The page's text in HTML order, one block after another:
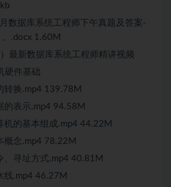
数据库系统工程师下午真题及答案-
.docx 1.60M
最新数据库系统工程师精讲视频
硬件基础
转换.mp4 139.78M
的表示.mp4 94.58M
机的基本组成.mp4 44.22M
概念.mp4 78.22M
、寻址方式.mp4 40.81M
线.mp4 46.27M